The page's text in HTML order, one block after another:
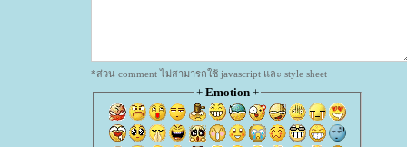
*ส่วน comment ไม่สามารถใช้ javascript และ style sheet
+ Emotion+